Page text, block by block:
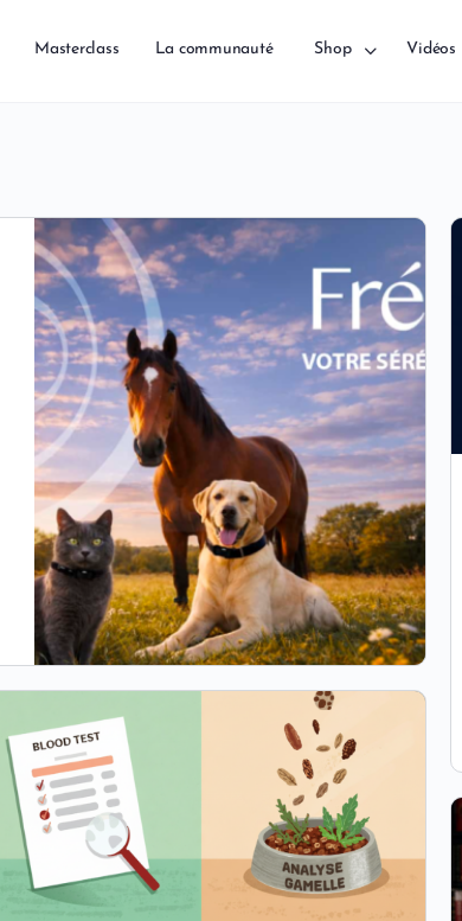
Masterclass La communauté Shop Vidéos